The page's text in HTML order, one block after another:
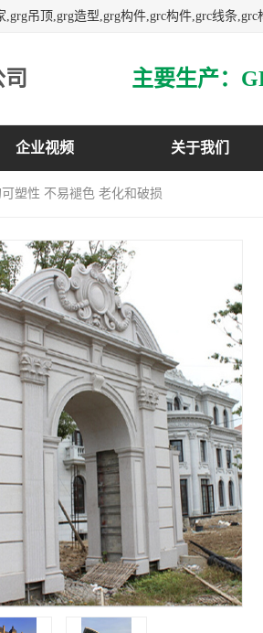
企业视频 关于我们
塑性 不易褪色 老化和破损